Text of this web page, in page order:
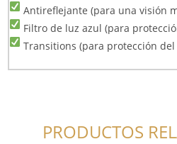
Antireflejante (para una visión
Filtro de luz azul (para
Transitions (para protección del
PRODUCTOS